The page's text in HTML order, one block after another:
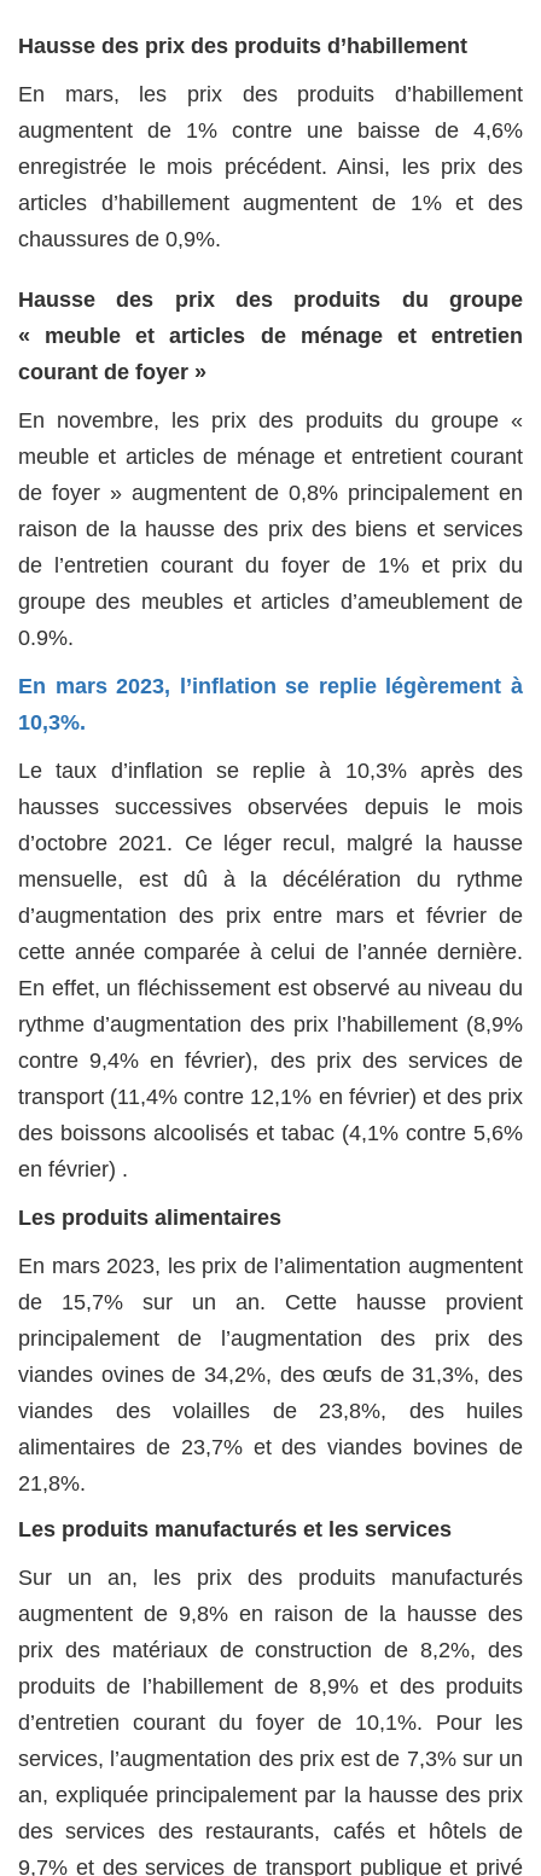
Hausse des prix des produits d’habillement
En mars, les prix des produits d’habillement
augmentent de 1% contre une baisse de 4,6%
enregistrée le mois précédent. Ainsi, les prix des
articles d’habillement augmentent de 1% et des
chaussures de 0,9%.
Hausse des prix des produits du groupe
« meuble et articles de ménage et entretien
courant de foyer »
En novembre, les prix des produits du groupe «
meuble et articles de ménage et entretient courant
de foyer » augmentent de 0,8% principalement en
raison de la hausse des prix des biens et services
de l’entretien courant du foyer de 1% et prix du
groupe des meubles et articles d’ameublement de
0.9%.
En mars 2023, l’inflation se replie légèrement à
10,3%.
Le taux d’inflation se replie à 10,3% après des
hausses successives observées depuis le mois
d’octobre 2021. Ce léger recul, malgré la hausse
mensuelle, est dû à la décélération du rythme
d’augmentation des prix entre mars et février de
cette année comparée à celui de l’année dernière.
En effet, un fléchissement est observé au niveau du
rythme d’augmentation des prix l’habillement (8,9%
contre 9,4% en février), des prix des services de
transport (11,4% contre 12,1% en février) et des prix
des boissons alcoolisés et tabac (4,1% contre 5,6%
en février) .
Les produits alimentaires
En mars 2023, les prix de l’alimentation augmentent
de 15,7% sur un an. Cette hausse provient
principalement de l’augmentation des prix des
viandes ovines de 34,2%, des œufs de 31,3%, des
viandes des volailles de 23,8%, des huiles
alimentaires de 23,7% et des viandes bovines de
21,8%.
Les produits manufacturés et les services
Sur un an, les prix des produits manufacturés
augmentent de 9,8% en raison de la hausse des
prix des matériaux de construction de 8,2%, des
produits de l’habillement de 8,9% et des produits
d’entretien courant du foyer de 10,1%. Pour les
services, l’augmentation des prix est de 7,3% sur un
an, expliquée principalement par la hausse des prix
des services des restaurants, cafés et hôtels de
9,7% et des services de transport publique et privé